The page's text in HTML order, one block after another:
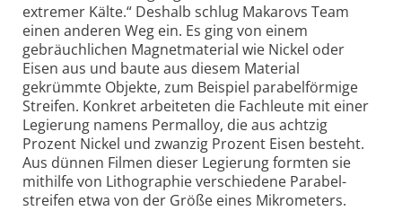
extremer Kälte.“ Deshalb schlug Makarovs Team
einen anderen Weg ein. Es ging von einem
gebräuchlichen Magnetmaterial wie Nickel oder
Eisen aus und baute aus diesem Material
gekrümmte Objekte, zum Beispiel parabelförmige
Streifen. Konkret arbeiteten die Fachleute mit einer
Legierung namens Permalloy, die aus achtzig
Prozent Nickel und zwanzig Prozent Eisen besteht.
Aus dünnen Filmen dieser Legierung formten sie
mithilfe von Lithographie verschiedene Parabel­
streifen etwa von der Größe eines Mikrometers.